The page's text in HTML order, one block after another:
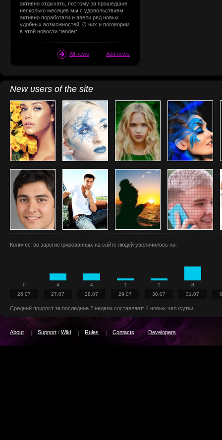
активно отдыхать, поэтому за прошедшие
несколько месяцев мы с удовольствием
активно поработали и ввели ряд новых
удобных возможностей. О них и поговорим
в этой новости :tender:
Add news
All news
New users of the site
Количество зарегистрированных на сайте людей увеличилось на:
0
26.07
4
27.07
4
28.07
1
29.07
1
30.07
8
31.07
Средний прирост за последние 2 недели составляет: 4 новых чел./сутки
About Support / Wiki Rules Contacts Developers